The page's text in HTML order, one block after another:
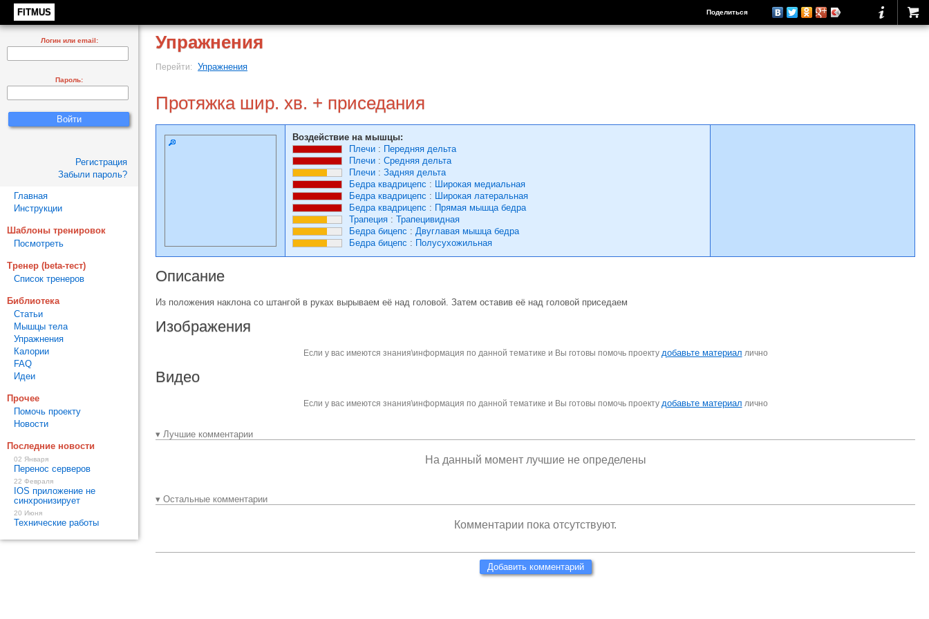
FITMUS Поделиться
Упражнения
Перейти: Упражнения
Протяжка шир. хв. + приседания
Воздействие на мышцы:
Плечи : Передняя дельта
Плечи : Средняя дельта
Плечи : Задняя дельта
Бедра квадрицепс : Широкая медиальная
Бедра квадрицепс : Широкая латеральная
Бедра квадрицепс : Прямая мышца бедра
Трапеция : Трапецивидная
Бедра бицепс : Двуглавая мышца бедра
Бедра бицепс : Полусухожильная
Описание
Из положения наклона со штангой в руках вырываем её над головой. Затем оставив её над головой приседаем
Изображения
Если у вас имеются знания\информация по данной тематике и Вы готовы помочь проекту добавьте материал лично
Видео
Если у вас имеются знания\информация по данной тематике и Вы готовы помочь проекту добавьте материал лично
▾ Лучшие комментарии
На данный момент лучшие не определены
▾ Остальные комментарии
Комментарии пока отсутствуют.
Добавить комментарий
Логин или email:
Пароль:
Регистрация
Забыли пароль?
Главная
Инструкции
Шаблоны тренировок
Посмотреть
Тренер (beta-тест)
Список тренеров
Библиотека
Статьи
Мышцы тела
Упражнения
Калории
FAQ
Идеи
Прочее
Помочь проекту
Новости
Последние новости
02 Января
Перенос серверов
22 Февраля
IOS приложение не
синхронизирует
20 Июня
Технические работы